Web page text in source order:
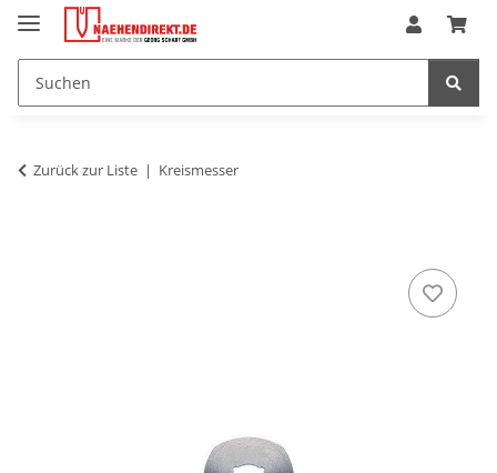
Zurück zur Liste Kreismesser